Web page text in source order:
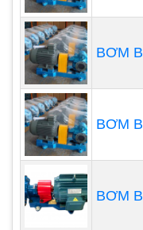
bức tường.
Để hoạt động, bơm
phân phối khí nằm
phối khí cho mặt
được đẩy qua lại
nối hai màng bơm
Cổng kết nối
chất lỏng
Có 2 loại
BƠM
BƠM
BƠM